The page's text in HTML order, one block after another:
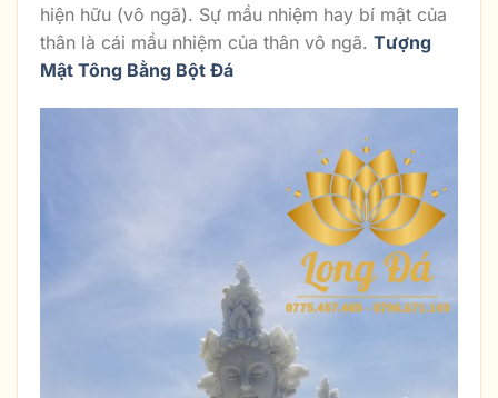
hiện hữu (vô ngã). Sự mầu nhiệm hay bí mật của
thân là cái mầu nhiệm của thân vô ngã. Tượng
Mật Tông Bằng Bột Đá